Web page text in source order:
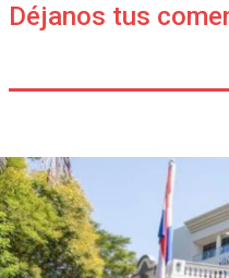
Déjanos tus